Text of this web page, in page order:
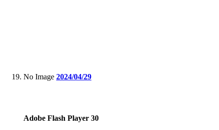
No Image 2024/04/29
Adobe Flash Player 30